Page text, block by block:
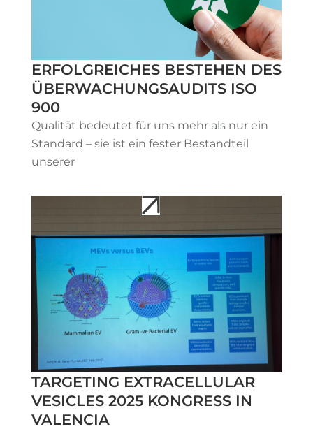
ERFOLGREICHES BESTEHEN DES
ÜBERWACHUNGSAUDITS ISO
900
Qualität bedeutet für uns mehr als nur ein
Standard – sie ist ein fester Bestandteil
unserer
TARGETING EXTRACELLULAR
VESICLES 2025 KONGRESS IN
VALENCIA